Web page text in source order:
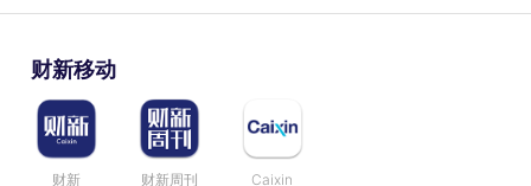
财新移动
财新 财新周刊 Caixin